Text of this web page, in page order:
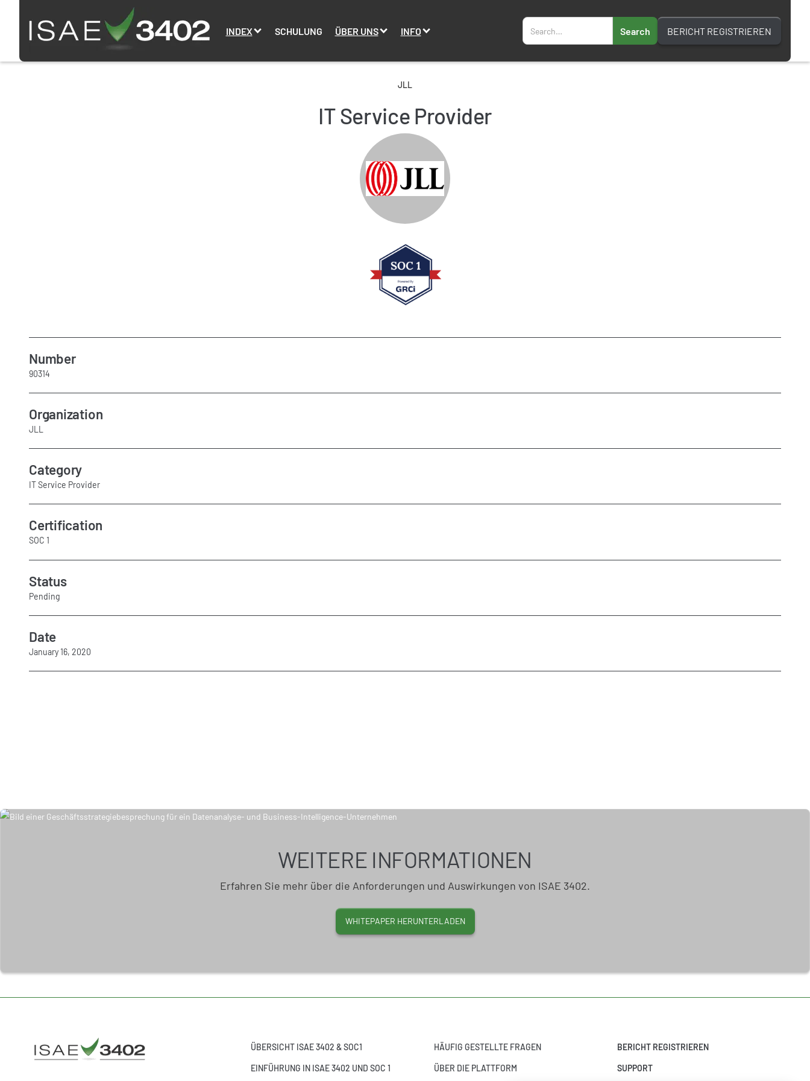
INDEX SCHULUNG ÜBER UNS INFO BERICHT REGISTRIEREN
JLL
IT Service Provider
Number
90314
Organization
JLL
Category
IT Service Provider
Certification
SOC 1
Status
Pending
Date
January 16, 2020
WEITERE INFORMATIONEN
Erfahren Sie mehr über die Anforderungen und Auswirkungen von ISAE 3402.
WHITEPAPER HERUNTERLADEN
ÜBERSICHT ISAE 3402 & SOC1
EINFÜHRUNG IN ISAE 3402 UND SOC 1
HÄUFIG GESTELLTE FRAGEN
ÜBER DIE PLATTFORM
BERICHT REGISTRIEREN
SUPPORT